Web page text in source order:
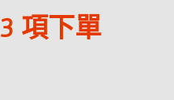
項下單